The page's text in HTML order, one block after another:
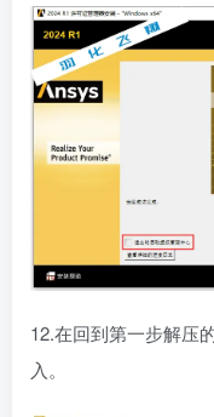
12.在回到第一步解压
入。